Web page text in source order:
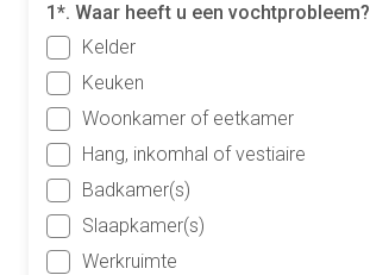
1*. Waar heeft u een vochtprobleem?
Kelder
Keuken
Woonkamer of eetkamer
Hang, inkomhal of vestiaire
Badkamer(s)
Slaapkamer(s)
Werkruimte